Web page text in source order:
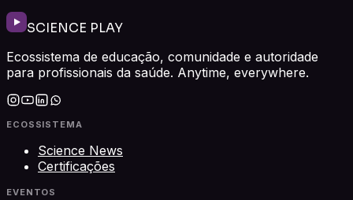
SCIENCE PLAY
Ecossistema de educação, comunidade e autoridade
para profissionais da saúde. Anytime, everywhere.
ECOSSISTEMA
Science News
Certificações
EVENTOS